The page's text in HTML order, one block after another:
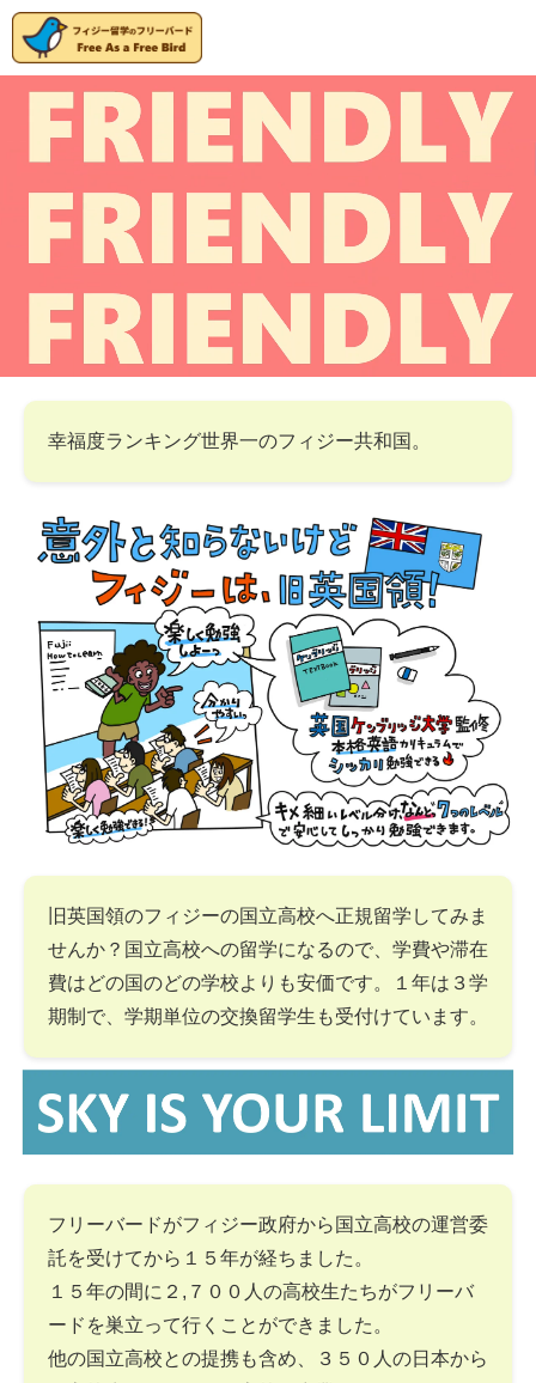
幸福度ランキング世界一のフィジー共和国。
旧英国領のフィジーの国立高校へ正規留学してみま
せんか？国立高校への留学になるので、学費や滞在
費はどの国のどの学校よりも安価です。１年は３学
期制で、学期単位の交換留学生も受付けています。
フリーバードがフィジー政府から国立高校の運営委
託を受けてから１５年が経ちました。
１５年の間に２,７００人の高校生たちがフリーバ
ードを巣立って行くことができました。
他の国立高校との提携も含め、３５０人の日本から